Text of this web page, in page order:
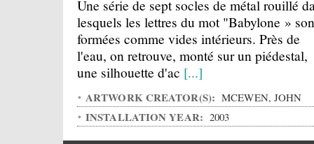
Une série de sept socles de métal rouillé
lesquels les lettres du mot "Babylone »
formées comme vides intérieurs. Près de
l'eau, on retrouve, monté sur un piédestal,
une silhouette d'ac [...]
ARTWORK CREATOR(S): MCEWEN, JOHN
INSTALLATION YEAR: 2003